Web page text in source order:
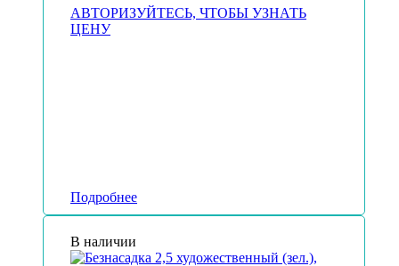
АВТОРИЗУЙТЕСЬ, ЧТОБЫ УЗНАТЬ
ЦЕНУ
Подробнее
В наличии